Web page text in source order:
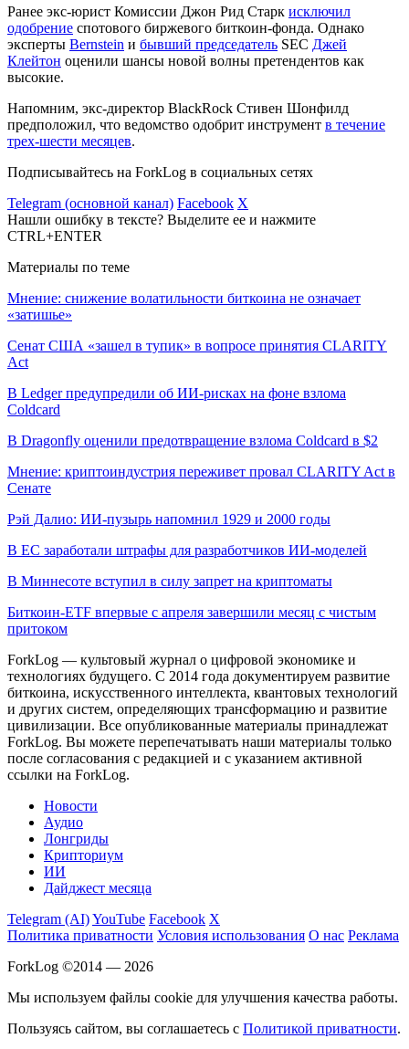
Ранее экс-юрист Комиссии Джон Рид Старк исключил
одобрение спотового биржевого биткоин-фонда. Однако
эксперты Bernstein и бывший председатель SEC Джей
Клейтон оценили шансы новой волны претендентов как
высокие.
Напомним, экс-директор BlackRock Стивен Шонфилд
предположил, что ведомство одобрит инструмент в течение
трех-шести месяцев.
Подписывайтесь на ForkLog в социальных сетях
Telegram (основной канал) Facebook X
Нашли ошибку в тексте? Выделите ее и нажмите
CTRL+ENTER
Материалы по теме
Мнение: снижение волатильности биткоина не означает
«затишье»
Сенат США «зашел в тупик» в вопросе принятия CLARITY
Act
В Ledger предупредили об ИИ-рисках на фоне взлома
Coldcard
В Dragonfly оценили предотвращение взлома Coldcard в $2
Мнение: криптоиндустрия переживет провал CLARITY Act в
Сенате
Рэй Далио: ИИ-пузырь напомнил 1929 и 2000 годы
В ЕС заработали штрафы для разработчиков ИИ-моделей
В Миннесоте вступил в силу запрет на криптоматы
Биткоин-ETF впервые с апреля завершили месяц с чистым
притоком
ForkLog — культовый журнал о цифровой экономике и
технологиях будущего. С 2014 года документируем развитие
биткоина, искусственного интеллекта, квантовых технологий
и других систем, определяющих трансформацию и развитие
цивилизации. Все опубликованные материалы принадлежат
ForkLog. Вы можете перепечатывать наши материалы только
после согласования с редакцией и с указанием активной
ссылки на ForkLog.
Новости
Аудио
Лонгриды
Крипториум
ИИ
Дайджест месяца
Telegram (AI)YouTube Facebook X
Политика приватности Условия использования О нас Реклама
ForkLog ©2014 — 2026
Мы используем файлы cookie для улучшения качества работы.
Пользуясь сайтом, вы соглашаетесь с Политикой приватности.